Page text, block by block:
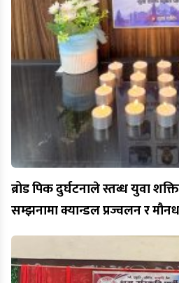
ब्रोड पिक दुर्घटनाले स्तब्ध युवा
सम्झनामा क्यान्डल प्रज्वलन र